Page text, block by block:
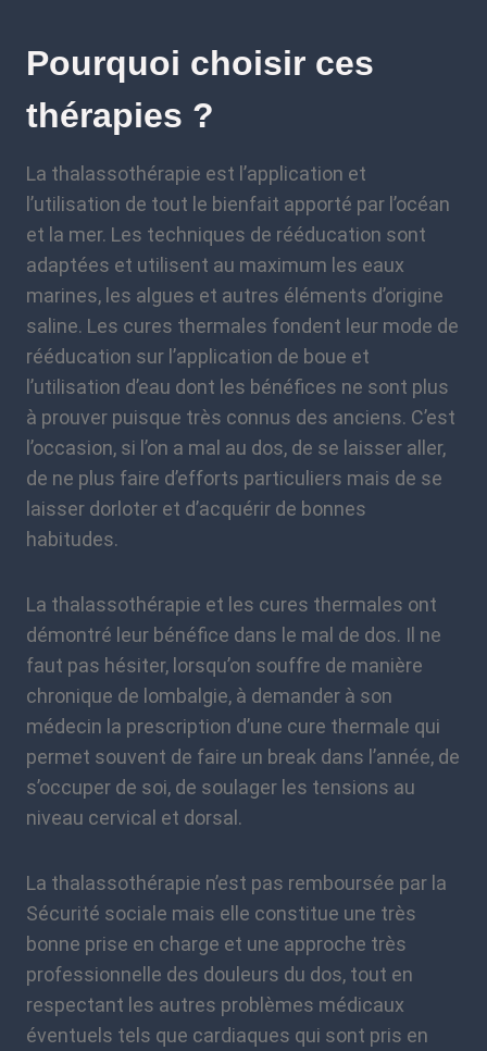
Pourquoi choisir ces
thérapies ?
La thalassothérapie est l’application et
l’utilisation de tout le bienfait apporté par l’océan
et la mer. Les techniques de rééducation sont
adaptées et utilisent au maximum les eaux
marines, les algues et autres éléments d’origine
saline. Les cures thermales fondent leur mode de
rééducation sur l’application de boue et
l’utilisation d’eau dont les bénéfices ne sont plus
à prouver puisque très connus des anciens. C’est
l’occasion, si l’on a mal au dos, de se laisser aller,
de ne plus faire d’efforts particuliers mais de se
laisser dorloter et d’acquérir de bonnes
habitudes.
La thalassothérapie et les cures thermales ont
démontré leur bénéfice dans le mal de dos. Il ne
faut pas hésiter, lorsqu’on souffre de manière
chronique de lombalgie, à demander à son
médecin la prescription d’une cure thermale qui
permet souvent de faire un break dans l’année, de
s’occuper de soi, de soulager les tensions au
niveau cervical et dorsal.
La thalassothérapie n’est pas remboursée par la
Sécurité sociale mais elle constitue une très
bonne prise en charge et une approche très
professionnelle des douleurs du dos, tout en
respectant les autres problèmes médicaux
éventuels tels que cardiaques qui sont pris en